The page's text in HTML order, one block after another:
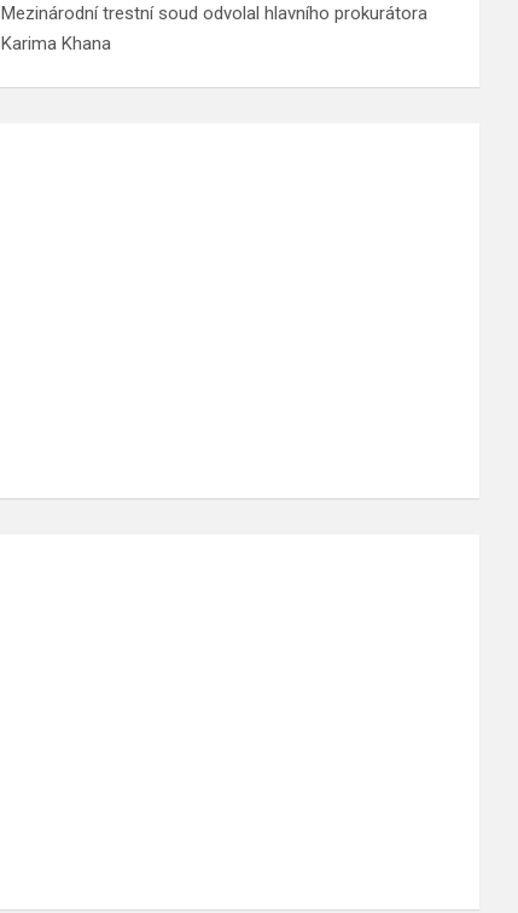
Mezinárodní trestní soud odvolal hlavního prokurátora
Karima Khana